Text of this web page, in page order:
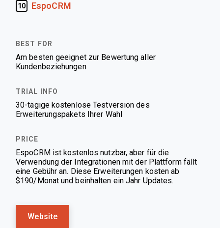
10 EspoCRM
Am besten geeignet zur Bewertung aller
Kundenbeziehungen
30-tägige kostenlose Testversion des
Erweiterungspakets Ihrer Wahl
EspoCRM ist kostenlos nutzbar, aber für die
Verwendung der Integrationen mit der Plattform fällt
eine Gebühr an. Diese Erweiterungen kosten ab
$190/Monat und beinhalten ein Jahr Updates.
Website